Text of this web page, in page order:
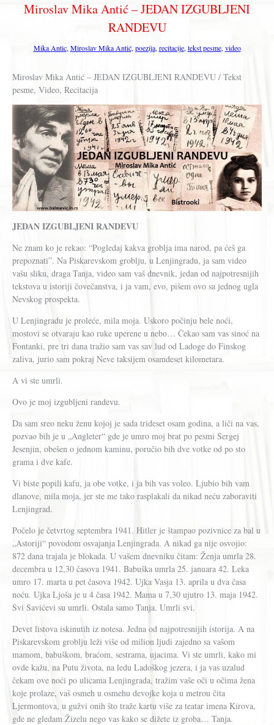
Miroslav Mika Antić – JEDAN IZGUBLJENI
RANDEVU
Mika Antic, Miroslav Mika Antić, poezija, recitacije, tekst pesme, video
Miroslav Mika Antić – JEDAN IZGUBLJENI RANDEVU / Tekst
pesme, Video, Recitacija
JEDAN IZGUBLJENI RANDEVU
Ne znam ko je rekao: “Pogledaj kakva groblja ima narod, pa ćeš ga
prepoznati”. Na Piskarevskom groblju, u Lenjingradu, ja sam video
vašu sliku, draga Tanja, video sam vaš dnevnik, jedan od najpotresnijih
tekstova u istoriji čovečanstva, i ja vam, evo, pišem ovo sa jednog ugla
Nevskog prospekta.
U Lenjingradu je proleće, mila moja. Uskoro počinju bele noći,
mostovi se otvaraju kao ruke uperene u nebo… Čekao sam vas sinoć na
Fontanki, pre tri dana tražio sam vas sav lud od Ladoge do Finskog
zaliva, jurio sam pokraj Neve taksijem osamdeset kilometara.
A vi ste umrli.
Ovo je moj izgubljeni randevu.
Da sam sreo neku ženu kojoj je sada trideset osam godina, a liči na vas,
pozvao bih je u „Angleter“ gde je umro moj brat po pesmi Sergej
Jesenjin, obešen o jednom kaminu, poručio bih dve votke od po sto
grama i dve kafe.
Vi biste popili kafu, ja obe votke, i ja bih vas voleo. Ljubio bih vam
dlanove, mila moja, jer ste me tako rasplakali da nikad neću zaboraviti
Lenjingrad.
Počelo je četvrtog septembra 1941. Hitler je štampao pozivnice za bal u
„Astoriji“ povodom osvajanja Lenjingrada. A nikad ga nije osvojio:
872 dana trajala je blokada. U vašem dnevniku čitam: Ženja umrla 28.
decembra u 12,30 časova 1941. Babuška umrla 25. januara 42. Leka
umro 17. marta u pet časova 1942. Ujka Vasja 13. aprila u dva časa
noću. Ujka Ljoša je u 4 časa 1942. Mama u 7,30 ujutro 13. maja 1942.
Svi Savićevi su umrli. Ostala samo Tanja. Umrli svi.
Devet listova iskinutih iz notesa. Jedna od najpotresnijih istorija. A na
Piskarevskom groblju leži više od milion ljudi zajedno sa vašom
mamom, babuškom, braćom, sestrama, ujacima. Vi ste umrli, kako mi
ovde kažu, na Putu života, na ledu Ladoškog jezera, i ja vas uzalud
čekam ove noći po ulicama Lenjingrada, tražim vaše oči u očima žena
koje prolaze, vaš osmeh u osmehu devojke koja u metrou čita
Ljermontova, u gužvi onih što traže kartu više za teatar imena Kirova,
gde ne gledam Žizelu nego vas kako se dižete iz groba… Tanja.